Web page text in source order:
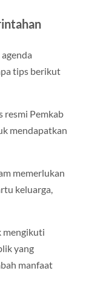
tips berikut
resmi Pemkab
mendapatkan
memerlukan
keluarga,
mengikuti
yang
manfaat